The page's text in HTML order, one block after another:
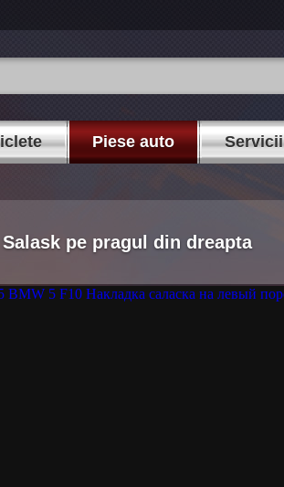
Piese auto Servicii
Salask pe pragul din dreapta